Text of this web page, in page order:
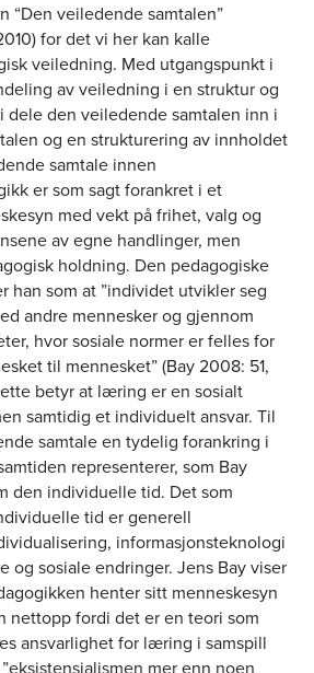
“Den veiledende samtalen”
for det vi her kan kalle
veiledning. Med utgangspunkt i
av veiledning i en struktur og
dele den veiledende samtalen inn i
og en strukturering av innholdet
samtale innen
er som sagt forankret i et
med vekt på frihet, valg og
av egne handlinger, men
holdning. Den pedagogiske
han som at ”individet utvikler seg
andre mennesker og gjennom
hvor sosiale normer er felles for
til mennesket” (Bay 2008: 51,
betyr at læring er en sosialt
samtidig et individuelt ansvar. Til
samtale en tydelig forankring i
representerer, som Bay
den individuelle tid. Det som
tid er generell
informasjonsteknologi
og sosiale endringer. Jens Bay viser
henter sitt menneskesyn
nettopp fordi det er en teori som
ansvarlighet for læring i samspill